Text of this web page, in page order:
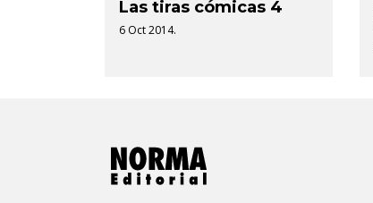
Las tiras cómicas 4
6 Oct 2014.